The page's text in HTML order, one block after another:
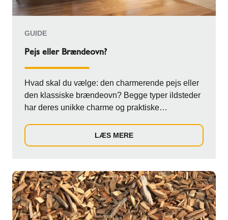
GUIDE
Pejs eller Brændeovn?
Hvad skal du vælge: den charmerende pejs eller
den klassiske brændeovn? Begge typer ildsteder
har deres unikke charme og praktiske
LÆS MERE